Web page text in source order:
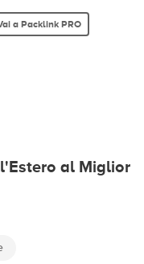
a Packlink PRO
al Miglior